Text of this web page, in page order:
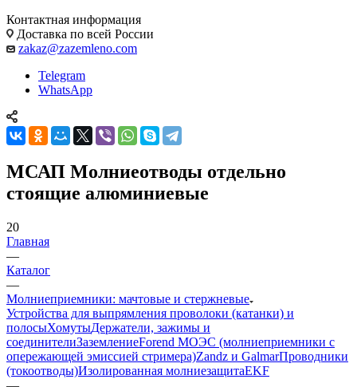
Контактная информация
Доставка по всей России
zakaz@zazemleno.com
Telegram
WhatsApp
МСАП Молниеотводы отдельно
стоящие алюминиевые
20
Главная
—
Каталог
—
Молниеприемники: мачтовые и стержневые
Устройства для выпрямления проволоки (катанки) и
полосыХомутыДержатели, зажимы и
соединителиЗаземлениеForend МОЭС (молниеприемники с
опережающей эмиссией стримера)Zandz и GalmarПроводники
(токоотводы)Изолированная молниезащитаEKF